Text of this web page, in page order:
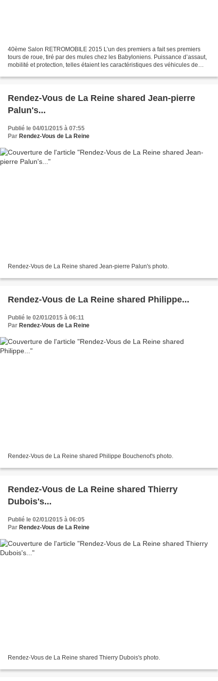
40ème Salon RETROMOBILE 2015 L’un des premiers a fait ses premiers
tours de roue, tiré par des mules chez les Babyloniens. Puissance d’assaut,
mobilité et protection, telles étaient les caractéristiques des véhicules de
Rendez-Vous de La Reine shared Jean-pierre
Palun's...
Publié le 04/01/2015 à 07:55
Par Rendez-Vous de La Reine
Rendez-Vous de La Reine shared Jean-pierre Palun's photo.
Rendez-Vous de La Reine shared Philippe...
Publié le 02/01/2015 à 06:11
Par Rendez-Vous de La Reine
Rendez-Vous de La Reine shared Philippe Bouchenot's photo.
Rendez-Vous de La Reine shared Thierry
Dubois's...
Publié le 02/01/2015 à 06:05
Par Rendez-Vous de La Reine
Rendez-Vous de La Reine shared Thierry Dubois's photo.